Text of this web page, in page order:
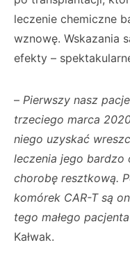
leczenie chemiczne
wznowę. Wskazania
efekty –
– Pierwszy nasz
trzeciego marca
niego uzyskać
leczenia jego bardzo
chorobę resztkową.
komórek CAR-T są
tego małego
Kałwak.